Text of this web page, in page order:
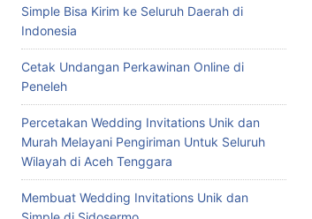
Simple Bisa Kirim ke Seluruh Daerah di
Indonesia
Cetak Undangan Perkawinan Online di
Peneleh
Percetakan Wedding Invitations Unik dan
Murah Melayani Pengiriman Untuk Seluruh
Wilayah di Aceh Tenggara
Membuat Wedding Invitations Unik dan